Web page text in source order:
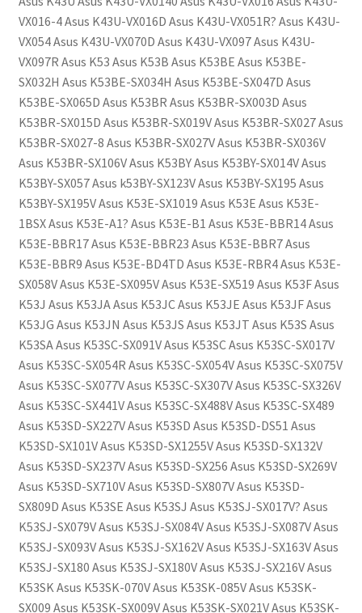
VX016-4 Asus K43U-VX016D Asus K43U-VX051R? Asus K43U-
VX054 Asus K43U-VX070D Asus K43U-VX097 Asus K43U-
VX097R Asus K53 Asus K53B Asus K53BE Asus K53BE-
SX032H Asus K53BE-SX034H Asus K53BE-SX047D Asus
K53BE-SX065D Asus K53BR Asus K53BR-SX003D Asus
K53BR-SX015D Asus K53BR-SX019V Asus K53BR-SX027 Asus
K53BR-SX027-8 Asus K53BR-SX027V Asus K53BR-SX036V
Asus K53BR-SX106V Asus K53BY Asus K53BY-SX014V Asus
K53BY-SX057 Asus k53BY-SX123V Asus K53BY-SX195 Asus
K53BY-SX195V Asus K53E-SX1019 Asus K53E Asus K53E-
1BSX Asus K53E-A1? Asus K53E-B1 Asus K53E-BBR14 Asus
K53E-BBR17 Asus K53E-BBR23 Asus K53E-BBR7 Asus
K53E-BBR9 Asus K53E-BD4TD Asus K53E-RBR4 Asus K53E-
SX058V Asus K53E-SX095V Asus K53E-SX519 Asus K53F Asus
K53J Asus K53JA Asus K53JC Asus K53JE Asus K53JF Asus
K53JG Asus K53JN Asus K53JS Asus K53JT Asus K53S Asus
K53SA Asus K53SC-SX091V Asus K53SC Asus K53SC-SX017V
Asus K53SC-SX054R Asus K53SC-SX054V Asus K53SC-SX075V
Asus K53SC-SX077V Asus K53SC-SX307V Asus K53SC-SX326V
Asus K53SC-SX441V Asus K53SC-SX488V Asus K53SC-SX489
Asus K53SD-SX227V Asus K53SD Asus K53SD-DS51 Asus
K53SD-SX101V Asus K53SD-SX1255V Asus K53SD-SX132V
Asus K53SD-SX237V Asus K53SD-SX256 Asus K53SD-SX269V
Asus K53SD-SX710V Asus K53SD-SX807V Asus K53SD-
SX809D Asus K53SE Asus K53SJ Asus K53SJ-SX017V? Asus
K53SJ-SX079V Asus K53SJ-SX084V Asus K53SJ-SX087V Asus
K53SJ-SX093V Asus K53SJ-SX162V Asus K53SJ-SX163V Asus
K53SJ-SX180 Asus K53SJ-SX180V Asus K53SJ-SX216V Asus
K53SK Asus K53SK-070V Asus K53SK-085V Asus K53SK-
SX009 Asus K53SK-SX009V Asus K53SK-SX021V Asus K53SK-